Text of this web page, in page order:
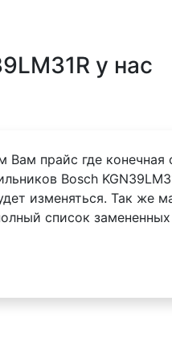
у нас
Вам прайс где конечная
Bosch
изменяться. Так же
список замененных